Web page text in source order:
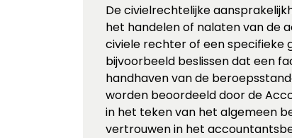
De civielrechtelijke
het handelen of nalaten van de
civiele rechter of een specifieke
bijvoorbeeld beslissen dat een
handhaven van de
worden beoordeeld door de
in het teken van het algemeen
vertrouwen in het